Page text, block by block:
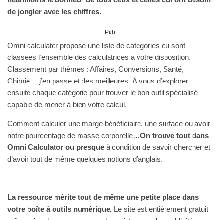
de jongler avec les chiffres.
Pub
Omni calculator propose une liste de catégories ou sont
classées l’ensemble des calculatrices à votre disposition.
Classement par thèmes : Affaires, Conversions, Santé,
Chimie… j’en passe et des meilleures. À vous d’explorer
ensuite chaque catégorie pour trouver le bon outil spécialisé
capable de mener à bien votre calcul.
Comment calculer une marge bénéficiaire, une surface ou avoir
notre pourcentage de masse corporelle…On trouve tout dans
Omni Calculator ou presque à condition de savoir chercher et
d’avoir tout de même quelques notions d’anglais.
La ressource mérite tout de même une petite place dans
votre boîte à outils numérique. Le site est entièrement gratuit